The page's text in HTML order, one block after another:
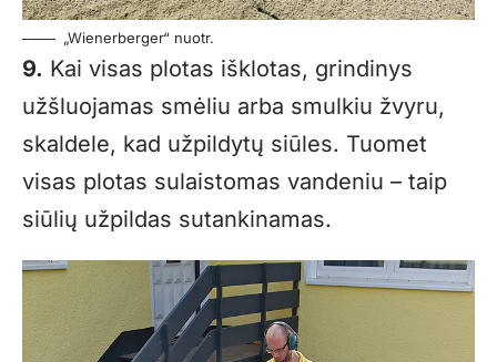
„Wienerberger“ nuotr.
9. Kai visas plotas išklotas, grindinys
užšluojamas smėliu arba smulkiu žvyru,
skaldele, kad užpildytų siūles. Tuomet
visas plotas sulaistomas vandeniu – taip
siūlių užpildas sutankinamas.